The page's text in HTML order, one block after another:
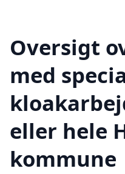
Oversigt
med
eller hele
kommune